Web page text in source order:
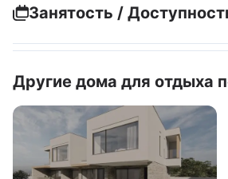
Занятость /
Другие дома для отдыха